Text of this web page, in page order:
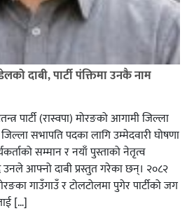
दाबी, पार्टी पंक्तिमा उनकै नाम
पार्टी (रास्वपा) मोरङको आगामी जिल्ला
सभापति पदका लागि उम्मेदवारी घोषणा
सम्मान र नयाँ पुस्ताको नेतृत्व
उनले आफ्नो दाबी प्रस्तुत गरेका छन्। २०८२
गाउँगाउँ र टोलटोलमा पुगेर पार्टीको जग
[…]